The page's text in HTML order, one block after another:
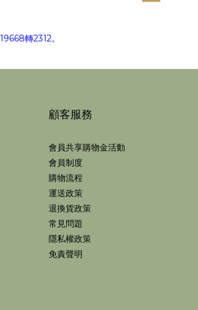
轉2312。
顧客服務
會員共享購物金活動
會員制度
購物流程
運送政策
退換貨政策
常見問題
隱私權政策
免責聲明